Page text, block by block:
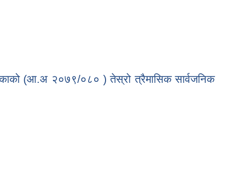
(आ.अ २०७९/०८० ) तेस्रो त्रैमासिक सार्वजनिक